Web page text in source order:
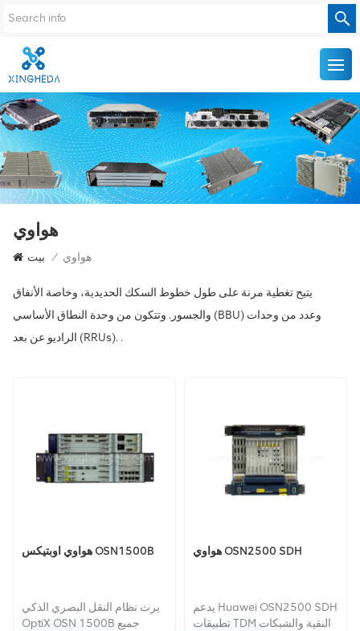
هواوي
بيت / هواوي
يتيح تغطية مرنة على طول خطوط السكك الحديدية، وخاصة الأنفاق
والجسور. وتتكون من وحدة النطاق الأساسي (BBU) وعدد من وحدات
الراديو عن بعد (RRUs). .
هواوي اوبتيكس OSN1500B
يرث نظام النقل البصري الذكي
OptiX OSN 1500B جميع
هواوي OSN2500 SDH
يدعم Huawei OSN2500 SDH
تطبيقات TDM النقية والشبكات